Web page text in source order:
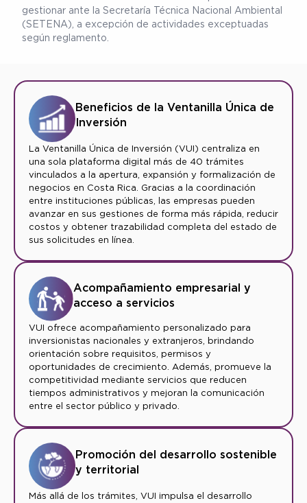
gestionar ante la Secretaría Técnica Nacional Ambiental
(SETENA), a excepción de actividades exceptuadas
según reglamento.
Beneficios de la Ventanilla Única de
Inversión
La Ventanilla Única de Inversión (VUI) centraliza en
una sola plataforma digital más de 40 trámites
vinculados a la apertura, expansión y formalización de
negocios en Costa Rica. Gracias a la coordinación
entre instituciones públicas, las empresas pueden
avanzar en sus gestiones de forma más rápida, reducir
costos y obtener trazabilidad completa del estado de
sus solicitudes en línea.
Acompañamiento empresarial y
acceso a servicios
VUI ofrece acompañamiento personalizado para
inversionistas nacionales y extranjeros, brindando
orientación sobre requisitos, permisos y
oportunidades de crecimiento. Además, promueve la
competitividad mediante servicios que reducen
tiempos administrativos y mejoran la comunicación
entre el sector público y privado.
Promoción del desarrollo sostenible
y territorial
Más allá de los trámites, VUI impulsa el desarrollo